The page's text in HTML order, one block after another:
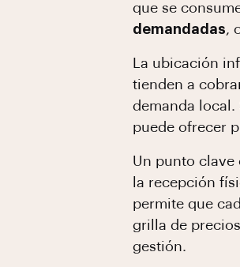
que se
demandadas,
La ubicación
tienden a
demanda
puede ofrecer
Un punto clave
la recepción
permite que
grilla de
gestión.